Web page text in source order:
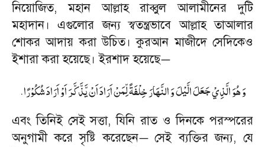
নিয়োজিত,মহান আল্লাহ রাব্বুল আলামীনের দুটি
মহাদান। এগুলোর জন্য স্বতন্ত্রভাবে আল্লাহ তাআলার
শোকর আদায় করা উচিত। কুরআন মাজীদে সেদিকেও
ইশারা করা হয়েছে। ইরশাদ হয়েছে—
وَ هُوَ الَّذِيْ جَعَلَ الَّيْلَ وَ النَّهَارَ خِلْفَةً لِّمَنْ اَرَادَ اَنْ يَّذَّكَّرَ اَوْ اَرَادَ شُكُوْرًا.
এবং তিনিই সেই সত্তা,যিনি রাত ও দিনকে পরস্পরের
অনুগামী করে সৃষ্টি করেছেন— সেই ব্যক্তির জন্য,যে